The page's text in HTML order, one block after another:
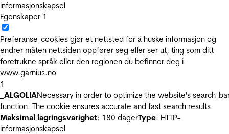
informasjonskapsel
Egenskaper 1
Preferanse-cookies gjør et nettsted for å huske informasjon og
endrer måten nettsiden oppfører seg eller ser ut, ting som ditt
foretrukne språk eller den regionen du befinner deg i.
www.garnius.no
1
_ALGOLIANecessary in order to optimize the website's search-
function. The cookie ensures accurate and fast search results.
Maksimal lagringsvarighet: 180 dagerType: HTTP-
informasjonskapsel